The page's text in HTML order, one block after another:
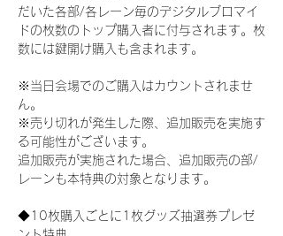
だいた各部/各レーン毎のデジタルブロマイ
ドの枚数のトップ購入者に付与されます。枚
数には鍵開け購入も含まれます。
※当日会場でのご購入はカウントされませ
ん。
※売り切れが発生した際、追加販売を実施す
る可能性がございます。
追加販売が実施された場合、追加販売の部/
レーンも本特典の対象となります。
◆10枚購入ごとに1枚グッズ抽選券プレゼ